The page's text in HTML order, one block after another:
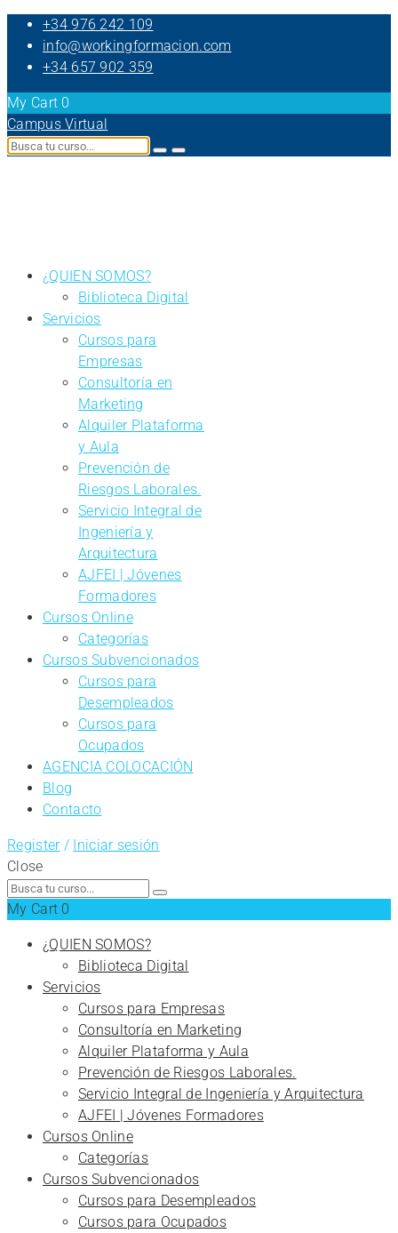
+34 976 242 109
info@workingformacion.com
+34 657 902 359
My Cart 0
Campus Virtual
¿QUIEN SOMOS?
Biblioteca Digital
Servicios
Cursos para
Empresas
Consultoría en
Marketing
Alquiler Plataforma
y Aula
Prevención de
Riesgos Laborales.
Servicio Integral de
Ingeniería y
Arquitectura
AJFEI | Jóvenes
Formadores
Cursos Online
Categorías
Cursos Subvencionados
Cursos para
Desempleados
Cursos para
Ocupados
AGENCIA COLOCACIÓN
Blog
Contacto
Register/ Iniciar sesión
Close
Search
for:
My Cart 0
¿QUIEN SOMOS?
Biblioteca Digital
Servicios
Cursos para Empresas
Consultoría en Marketing
Alquiler Plataforma y Aula
Prevención de Riesgos Laborales.
Servicio Integral de Ingeniería y Arquitectura
AJFEI | Jóvenes Formadores
Cursos Online
Categorías
Cursos Subvencionados
Cursos para Desempleados
Cursos para Ocupados